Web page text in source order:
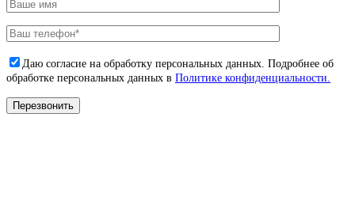
Даю согласие на обработку персональных данных. Подробнее об
обработке персональных данных в Политике конфиденциальности.